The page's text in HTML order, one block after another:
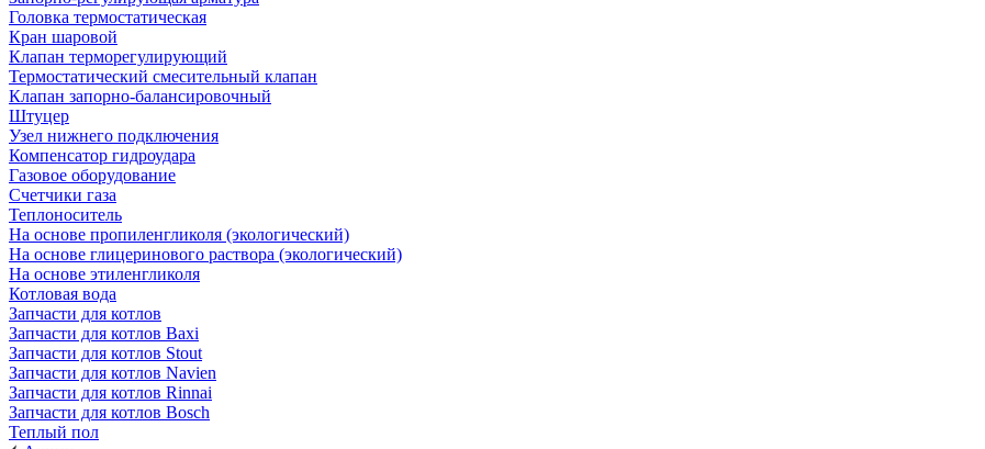
Головка термостатическая
Кран шаровой
Клапан терморегулирующий
Термостатический смесительный клапан
Клапан запорно-балансировочный
Штуцер
Узел нижнего подключения
Компенсатор гидроудара
Газовое оборудование
Счетчики газа
Теплоноситель
На основе пропиленгликоля (экологический)
На основе глицеринового раствора (экологический)
На основе этиленгликоля
Котловая вода
Запчасти для котлов
Запчасти для котлов Baxi
Запчасти для котлов Stout
Запчасти для котлов Navien
Запчасти для котлов Rinnai
Запчасти для котлов Bosch
Теплый пол